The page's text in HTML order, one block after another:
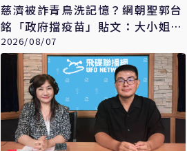
慈濟被詐青鳥洗記憶？網朝聖郭台
銘「政府擋疫苗」貼文：大小姐說
不要買
2026/08/07